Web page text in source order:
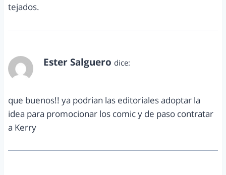
tejados.
Ester Salguero dice:
que buenos!! ya podrian las editoriales adoptar la
idea para promocionar los comic y de paso contratar
a Kerry